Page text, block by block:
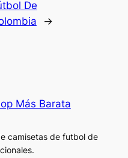
De
→
Más Barata
camisetas de futbol de